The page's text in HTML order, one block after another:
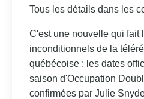
Tous les détails dans les
C'est une nouvelle qui fait
inconditionnels de la
québécoise : les dates
saison d'Occupation
confirmées par Julie